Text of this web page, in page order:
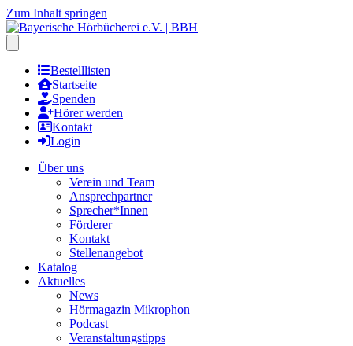
Zum Inhalt springen
Bestelllisten
Startseite
Spenden
Hörer werden
Kontakt
Login
Über uns
Verein und Team
Ansprechpartner
Sprecher*Innen
Förderer
Kontakt
Stellenangebot
Katalog
Aktuelles
News
Hörmagazin Mikrophon
Podcast
Veranstaltungstipps